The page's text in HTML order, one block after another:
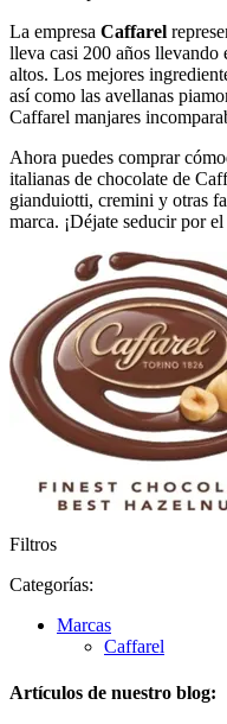
La empresa Caffarel
lleva casi 200 años llevando
altos. Los mejores
así como las avellanas
Caffarel manjares
Ahora puedes comprar
italianas de chocolate de
gianduiotti, cremini y otras
marca. ¡Déjate seducir por
Filtros
Categorías:
Marcas
Caffarel
Artículos de nuestro blog: